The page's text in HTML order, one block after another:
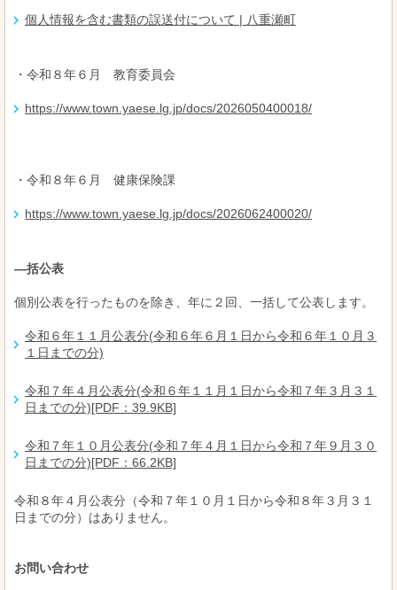
個人情報を含む書類の誤送付について | 八重瀬町
・令和８年６月 教育委員会
https://www.town.yaese.lg.jp/docs/2026050400018/
・令和８年６月 健康保険課
https://www.town.yaese.lg.jp/docs/2026062400020/
―括公表
個別公表を行ったものを除き、年に２回、一括して公表します。
令和６年１１月公表分(令和６年６月１日から令和６年１０月３
１日までの分)
令和７年４月公表分(令和６年１１月１日から令和７年３月３１
日までの分)[PDF：39.9KB]
令和７年１０月公表分(令和７年４月１日から令和７年９月３０
日までの分)[PDF：66.2KB]
令和８年４月公表分（令和７年１０月１日から令和８年３月３１
日までの分）はありません。
お問い合わせ